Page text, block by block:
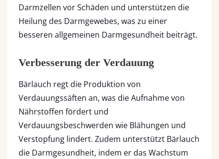
Darmzellen vor Schäden und unterstützen die
Heilung des Darmgewebes, was zu einer
besseren allgemeinen Darmgesundheit beiträgt.
Verbesserung der Verdauung
Bärlauch regt die Produktion von
Verdauungssäften an, was die Aufnahme von
Nährstoffen fördert und
Verdauungsbeschwerden wie Blähungen und
Verstopfung lindert. Zudem unterstützt Bärlauch
die Darmgesundheit, indem er das Wachstum